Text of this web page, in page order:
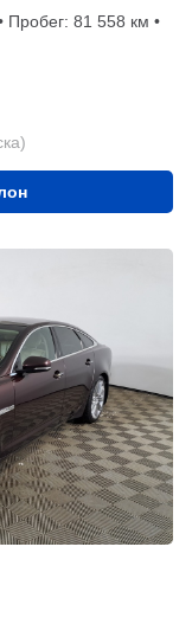
Пробег: 81 558 км •